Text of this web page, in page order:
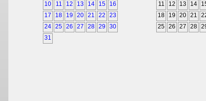
10
11 12 13 14 15
16
17
18 19 20 21 22
23
24 25 26 27 28 29
30
31
11
12 13 14
18
19 20 21
25 26 27 28